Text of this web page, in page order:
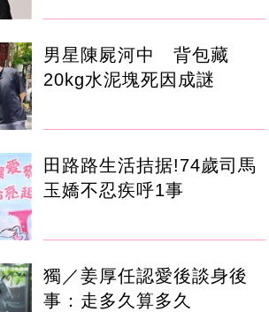
男星陳屍河中 背包藏
20kg水泥塊死因成謎
田路路生活拮据!74歲司馬
玉嬌不忍疾呼1事
獨／姜厚任認愛後談身後
事：走多久算多久